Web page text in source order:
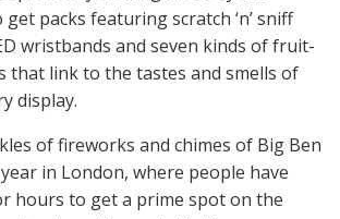
packs featuring scratch ‘n’ sniff
wristbands and seven kinds of fruit-
that link to the tastes and smells of
display.
of fireworks and chimes of Big Ben
in London, where people have
hours to get a prime spot on the